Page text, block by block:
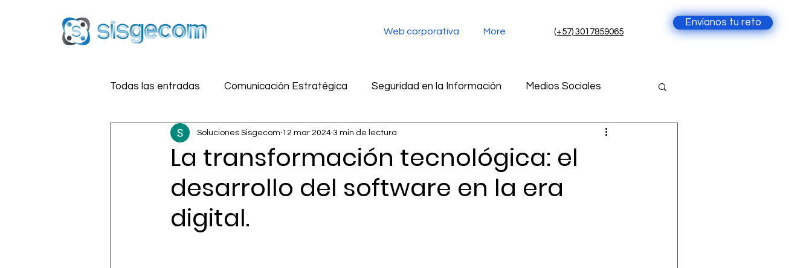
Web corporativa More (+57) 3017859065
Envíanos tu reto
Todas las entradas Comunicación Estratégica Seguridad en la Información Medios Sociales
Reputación Digital Estrategia digital Monitoreo de redes sociales
Medios Sociales Seguridad en la información Marketing Inteligencia Artificial
La transformación tecnológica: el
desarrollo del software en la era
digital.
Soluciones Sisgecom 12 mar 2024 3 min de lectura